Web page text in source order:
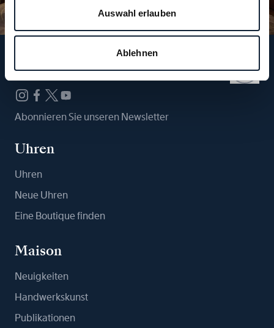
Auswahl erlauben
Ablehnen
Folgen Sie uns
Abonnieren Sie unseren Newsletter
Uhren
Uhren
Neue Uhren
Eine Boutique finden
Maison
Neuigkeiten
Handwerkskunst
Publikationen